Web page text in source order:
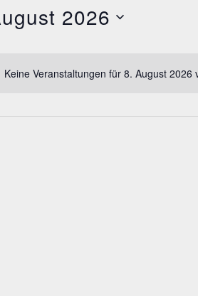
Keine Veranstaltungen für 8. August
2026